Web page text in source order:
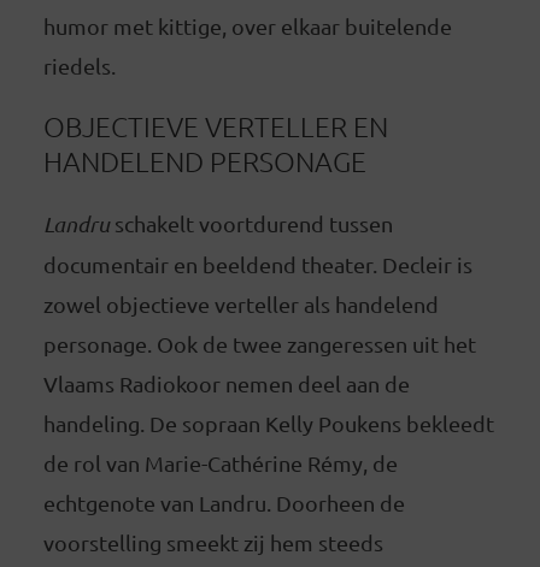
humor met kittige, over elkaar buitelende
riedels.
OBJECTIEVE VERTELLER EN
HANDELEND PERSONAGE
Landruschakelt voortdurend tussen
documentair en beeldend theater. Decleir is
zowel objectieve verteller als handelend
personage. Ook de twee zangeressen uit het
Vlaams Radiokoor nemen deel aan de
handeling. De sopraan Kelly Poukens bekleedt
de rol van Marie-Cathérine Rémy, de
echtgenote van Landru. Doorheen de
voorstelling smeekt zij hem steeds